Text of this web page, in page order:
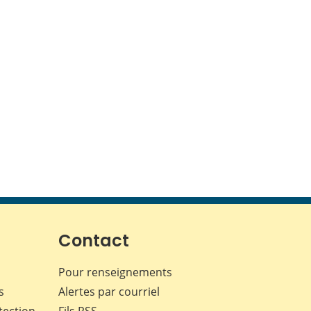
Contact
Pour renseignements
Alertes par courriel